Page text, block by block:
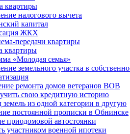
квартиры
налогового вычета
капитал
ЖКХ
передачи квартиры
квартиры
«Молодая семья»
земельного участка в
ремонта домов ветеранов ВОВ
свою кредитную историю
земель из одной категории в другую
постоянной прописки в Обнинске
приодомовой автостоянки
участником военной ипотеки